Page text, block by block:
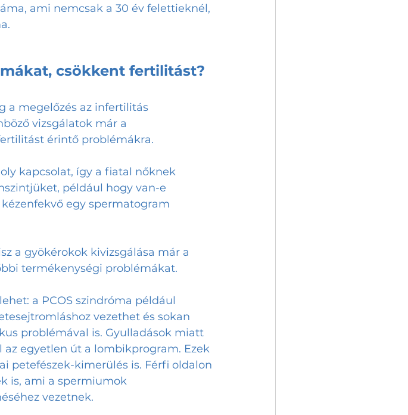
ami nemcsak a 30 év felettieknél,
csökkent fertilitást?
a megelőzés az infertilitás
vizsgálatok már a
érintő problémákra.
kapcsolat, így a fiatal nőknek
például hogy van-e
egy spermatogram
a gyökérokok kivizsgálása már a
termékenységi problémákat.
a PCOS szindróma például
vezethet és sokan
problémával is. Gyulladások miatt
egyetlen út a lombikprogram. Ezek
petefészek-kimerülés is. Férfi oldalon
is, ami a spermiumok
vezetnek.